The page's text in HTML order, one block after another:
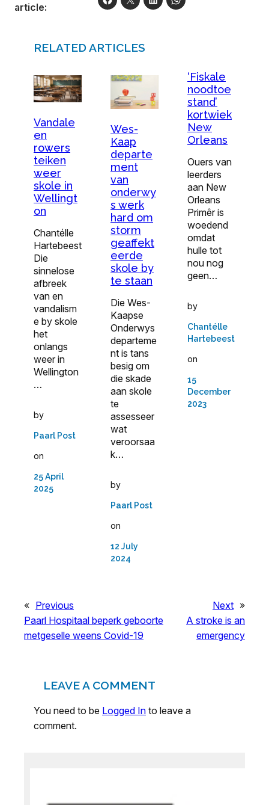
article:
RELATED ARTICLES
Vandale
en
rowers
teiken
weer
skole in
Wellingt
on
Chantélle
Hartebeest
Die
sinnelose
afbreek
van en
vandalism
e by skole
het
onlangs
weer in
Wellington
…
by
Paarl Post
on
25 April
2025
Wes-
Kaap
departe
ment
van
onderwy
s werk
hard om
storm
geaffekt
eerde
skole by
te staan
Die Wes-
Kaapse
Onderwys
departeme
nt is tans
besig om
die skade
aan skole
te
assesseer
wat
veroorsaa
k…
by
Paarl Post
on
12 July
2024
‘Fiskale
noodtoe
stand’
kortwiek
New
Orleans
Ouers van
leerders
aan New
Orleans
Primêr is
woedend
omdat
hulle tot
nou nog
geen…
by
Chantélle
Hartebeest
on
15
December
2023
« Previous
Paarl Hospitaal beperk geboorte
metgeselle weens Covid-19
Next »
A stroke is an
emergency
LEAVE A COMMENT
You need to be Logged In to leave a
comment.